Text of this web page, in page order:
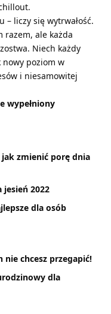
– liczy się wytrwałość.
razem, ale każda
Niech każdy
poziom w
i niesamowitej
wypełniony
zmienić porę dnia
2022
dla osób
chcesz przegapić!
dla